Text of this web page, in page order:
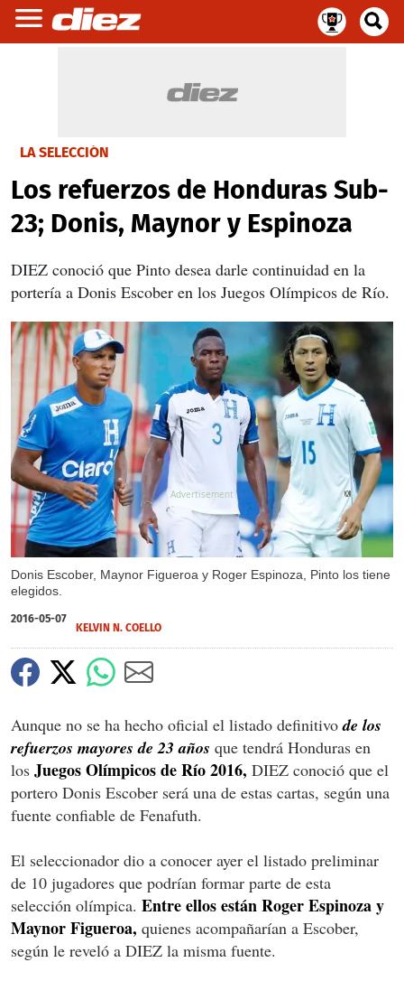
LA SELECCIÓN
Los refuerzos de Honduras Sub-
23; Donis, Maynor y Espinoza
DIEZ conoció que Pinto desea darle continuidad en la
portería a Donis Escober en los Juegos Olímpicos de Río.
Donis Escober, Maynor Figueroa y Roger Espinoza, Pinto los tiene
elegidos.
X
2016-05-07
KELVIN N. COELLO
Aunque no se ha hecho oficial el listado definitivode los
refuerzos mayores de 23 años que tendrá Honduras en
los Juegos Olímpicos de Río 2016, DIEZ conoció que el
portero Donis Escober será una de estas cartas, según una
fuente confiable de Fenafuth.
El seleccionador dio a conocer ayer el listado preliminar
de 10 jugadores que podrían formar parte de esta
selección olímpica. Entre ellos están Roger Espinoza y
Maynor Figueroa, quienes acompañarían a Escober,
según le reveló a DIEZ la misma fuente.